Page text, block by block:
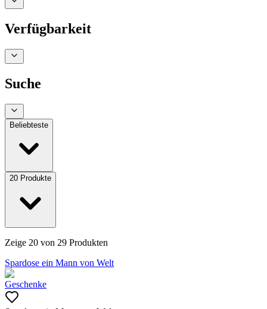
Verfügbarkeit
Suche
Beliebteste
20 Produkte
Zeige 20 von 29 Produkten
Spardose ein Mann von Welt
Geschenke